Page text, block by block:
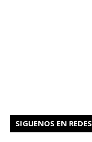
SIGUENOS EN REDES